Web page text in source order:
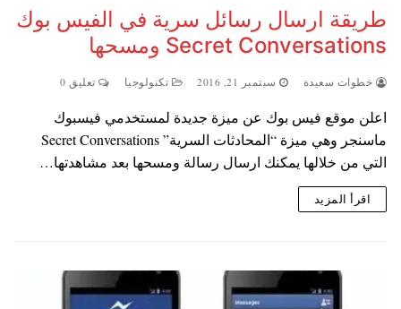
طريقة ارسال رسائل سرية في الفيس بوك
Secret Conversations ومسحها
خطوات سعيدة سبتمبر 21, 2016 تكنولوجيا تعليق 0
اعلن موقع فيس بوك عن ميزة جديدة لمستخدمي فيسبوك
ماسنجر وهي ميزة “المحادثات السرية” Secret Conversations
التي من خلالها يمكنك ارسال رسالة ومسحها بعد مشاهدتها…
اقرأ المزيد